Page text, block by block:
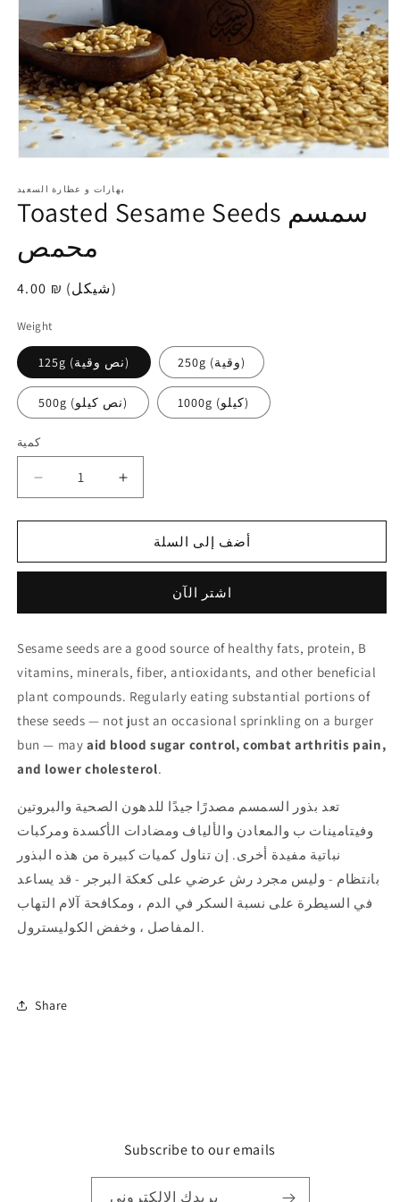
1
في
modal
بهارات و عطارة السعيد
Toasted Sesame Seeds سمسم
محمص
سعر
4.00 ₪ (شيكل)
Weight
125g (نص وقية) 250g (وقية)
500g (نص كيلو) 1000g (كيلو)
كمية
كمية
لـ
Sesame
زيادة
لـ
Toasted
Sesame
أضف إلى السلة
اشتر الآن
Sesame seeds are a good source of healthy fats, protein, B
vitamins, minerals, fiber, antioxidants, and other beneficial
plant compounds. Regularly eating substantial portions of
these seeds — not just an occasional sprinkling on a burger
bun — may aid blood sugar control, combat arthritis pain,
and lower cholesterol.
تعد بذور السمسم مصدرًا جيدًا للدهون الصحية والبروتين
وفيتامينات ب والمعادن والألياف ومضادات الأكسدة ومركبات
نباتية مفيدة أخرى. إن تناول كميات كبيرة من هذه البذور
بانتظام - وليس مجرد رش عرضي على كعكة البرجر - قد يساعد
في السيطرة على نسبة السكر في الدم ، ومكافحة آلام التهاب
المفاصل ، وخفض الكوليسترول.
Share
Subscribe to our emails
بريدك الالكتروني